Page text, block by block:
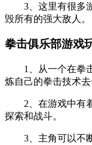
3、这里有很多游
毁所有的强大敌人。
拳击俱乐部游戏
1、从一个在拳击
炼自己的拳击技术
2、在游戏中有着
探索和战斗。
3、主角可以不断